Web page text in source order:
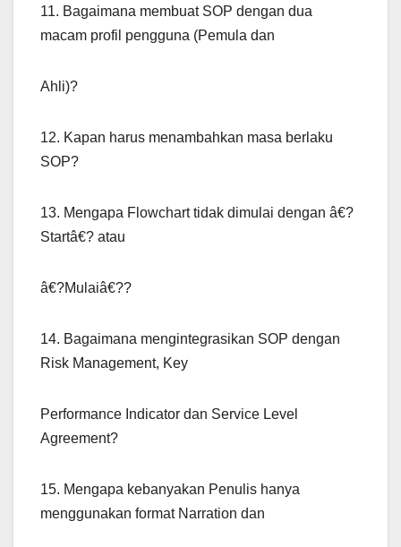
11. Bagaimana membuat SOP dengan dua
macam profil pengguna (Pemula dan
Ahli)?
12. Kapan harus menambahkan masa berlaku
SOP?
13. Mengapa Flowchart tidak dimulai dengan â€?
Startâ€? atau
â€?Mulaiâ€??
14. Bagaimana mengintegrasikan SOP dengan
Risk Management, Key
Performance Indicator dan Service Level
Agreement?
15. Mengapa kebanyakan Penulis hanya
menggunakan format Narration dan